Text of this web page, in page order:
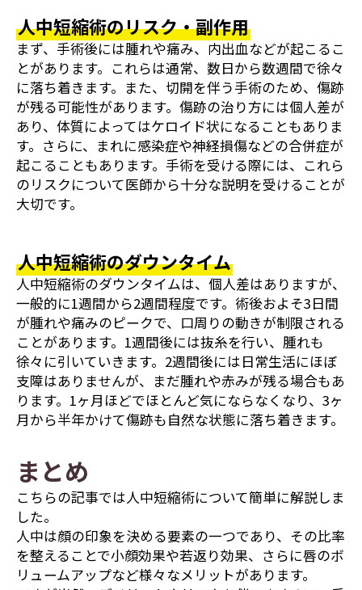
人中短縮術のリスク・副作用
まず、手術後には腫れや痛み、内出血などが起こるこ
とがあります。これらは通常、数日から数週間で徐々
に落ち着きます。また、切開を伴う手術のため、傷跡
が残る可能性があります。傷跡の治り方には個人差が
あり、体質によってはケロイド状になることもありま
す。さらに、まれに感染症や神経損傷などの合併症が
起こることもあります。手術を受ける際には、これら
のリスクについて医師から十分な説明を受けることが
大切です。
人中短縮術のダウンタイム
人中短縮術のダウンタイムは、個人差はありますが、
一般的に1週間から2週間程度です。術後およそ3日間
が腫れや痛みのピークで、口周りの動きが制限される
ことがあります。1週間後には抜糸を行い、腫れも
徐々に引いていきます。2週間後には日常生活にほぼ
支障はありませんが、まだ腫れや赤みが残る場合もあ
ります。1ヶ月ほどでほとんど気にならなくなり、3ヶ
月から半年かけて傷跡も自然な状態に落ち着きます。
まとめ
こちらの記事では人中短縮術について簡単に解説しま
した。
人中は顔の印象を決める要素の一つであり、その比率
を整えることで小顔効果や若返り効果、さらに唇のボ
リュームアップなど様々なメリットがあります。